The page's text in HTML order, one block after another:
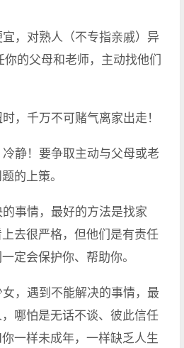
，对熟人（不专指亲戚）异
的父母和老师，主动找他们
，千万不可赌气离家出走！
静！要争取主动与父母或老
的上策。
事情，最好的方法是找家
去很严格，但他们是有责任
定会保护你、帮助你。
，遇到不能解决的事情，最
哪怕是无话不谈、彼此信任
一样未成年，一样缺乏人生